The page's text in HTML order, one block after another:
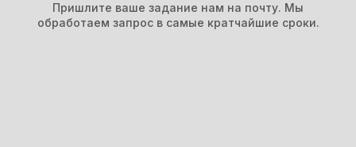
Пришлите ваше задание нам на почту. Мы
обработаем запрос в самые кратчайшие сроки.